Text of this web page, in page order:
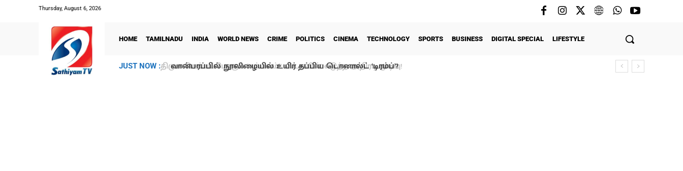
Thursday, August 6, 2026
HOME TAMILNADU INDIA WORLD NEWS CRIME POLITICS CINEMA TECHNOLOGY SPORTS BUSINESS DIGITAL SPECIAL LIFESTYLE
JUST NOW : வான்பரப்பில் நூலிழையில் உயிர் தப்பிய டொனால்ட் ‘டிரம்ப்’?